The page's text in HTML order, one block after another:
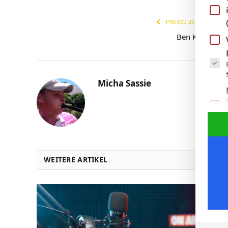
PREVIOUS ARTICLE
Ben Klefisch
Micha Sassie
WEITERE ARTIKEL
Es